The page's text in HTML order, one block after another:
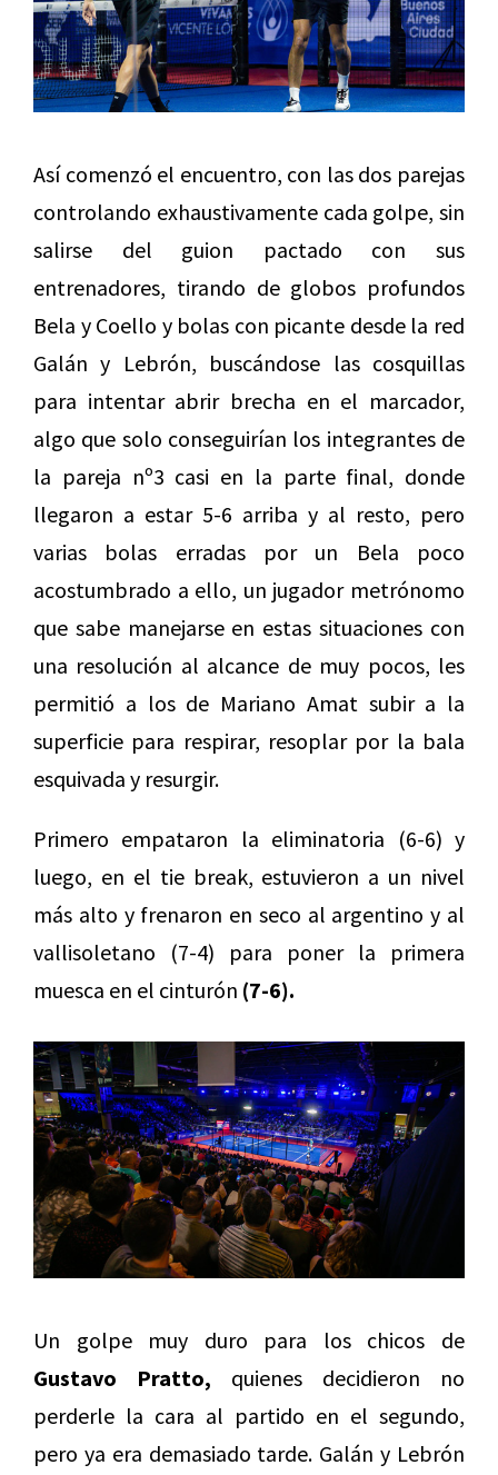
Así comenzó el encuentro, con las dos parejas
controlando exhaustivamente cada golpe, sin
salirse del guion pactado con sus
entrenadores, tirando de globos profundos
Bela y Coello y bolas con picante desde la red
Galán y Lebrón, buscándose las cosquillas
para intentar abrir brecha en el marcador,
algo que solo conseguirían los integrantes de
la pareja nº3 casi en la parte final, donde
llegaron a estar 5-6 arriba y al resto, pero
varias bolas erradas por un Bela poco
acostumbrado a ello, un jugador metrónomo
que sabe manejarse en estas situaciones con
una resolución al alcance de muy pocos, les
permitió a los de Mariano Amat subir a la
superficie para respirar, resoplar por la bala
esquivada y resurgir.
Primero empataron la eliminatoria (6-6) y
luego, en el tie break, estuvieron a un nivel
más alto y frenaron en seco al argentino y al
vallisoletano (7-4) para poner la primera
muesca en el cinturón (7-6).
Un golpe muy duro para los chicos de
Gustavo Pratto, quienes decidieron no
perderle la cara al partido en el segundo,
pero ya era demasiado tarde. Galán y Lebrón